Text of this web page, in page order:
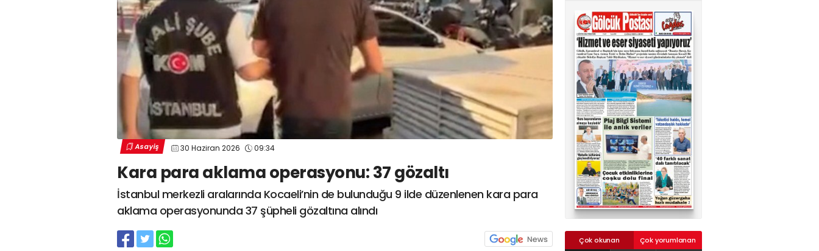
Asayiş 30 Haziran 2026 09:34
Kara para aklama operasyonu: 37 gözaltı
İstanbul merkezli aralarında Kocaeli’nin de bulunduğu 9 ilde düzenlenen kara para
aklama operasyonunda 37 şüpheli gözaltına alındı
Çok okunan
Çok yorumlanan
02624132333
haber@golcukpostasi.com